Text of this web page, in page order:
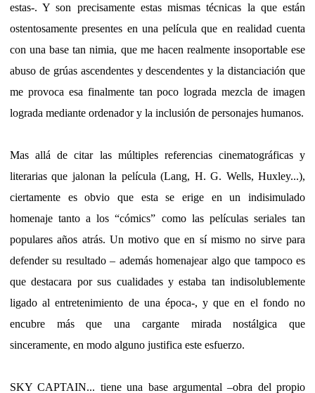
estas-. Y son precisamente estas mismas técnicas la que están
ostentosamente presentes en una película que en realidad cuenta
con una base tan nimia, que me hacen realmente insoportable ese
abuso de grúas ascendentes y descendentes y la distanciación que
me provoca esa finalmente tan poco lograda mezcla de imagen
lograda mediante ordenador y la inclusión de personajes humanos.
Mas allá de citar las múltiples referencias cinematográficas y
literarias que jalonan la película (Lang, H. G. Wells, Huxley...),
ciertamente es obvio que esta se erige en un indisimulado
homenaje tanto a los “cómics” como las películas seriales tan
populares años atrás. Un motivo que en sí mismo no sirve para
defender su resultado – además homenajear algo que tampoco es
que destacara por sus cualidades y estaba tan indisolublemente
ligado al entretenimiento de una época-, y que en el fondo no
encubre más que una cargante mirada nostálgica que
sinceramente, en modo alguno justifica este esfuerzo.
SKY CAPTAIN... tiene una base argumental –obra del propio